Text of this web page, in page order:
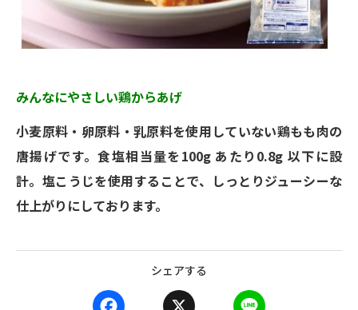
みんなにやさしい鶏からあげ
小麦原料・卵原料・乳原料を使用していない鶏もも肉の
唐揚げです。食塩相当量を100g あたり0.8g 以下に設
計。塩こうじを使用することで、しっとりジューシーな
仕上がりにしております。
シェアする